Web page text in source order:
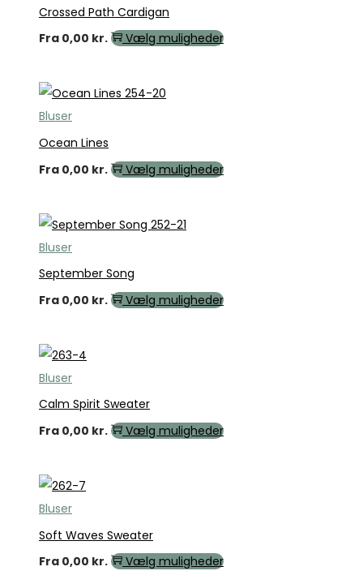
Crossed Path Cardigan
Fra 0,00 kr. Vælg muligheder
Bluser
Ocean Lines
Fra 0,00 kr. Vælg muligheder
Bluser
September Song
Fra 0,00 kr. Vælg muligheder
Bluser
Calm Spirit Sweater
Fra 0,00 kr. Vælg muligheder
Bluser
Soft Waves Sweater
Fra 0,00 kr. Vælg muligheder